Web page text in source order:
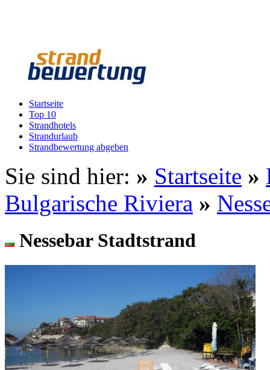
Startseite
Top 10
Strandhotels
Strandurlaub
Strandbewertung abgeben
Sie sind hier: » Startseite »
Bulgarische Riviera »
Nessebar Stadtstrand